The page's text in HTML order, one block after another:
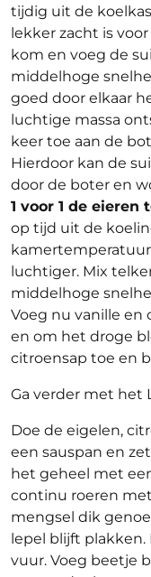
tijdig uit de
lekker zacht is
kom en voeg de
middelhoge
goed door elkaar
luchtige massa
keer toe aan de
Hierdoor kan de
door de boter en
1 voor 1 de eieren
op tijd uit de
luchtiger. Mix
middelhoge
Voeg nu vanille en
en om het droge
citroensap toe en
Ga verder met het
Doe de eigelen,
een sauspan en
het geheel met
continu roeren
mengsel dik
lepel blijft plakken.
vuur. Voeg beetje